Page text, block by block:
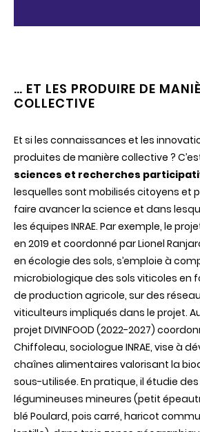
… ET LES PRODUIRE DE
COLLECTIVE
Et si les connaissances et les
produites de manière collective ?
sciences et recherches
lesquelles sont mobilisés citoyens et
faire avancer la science et dans
les équipes INRAE. Par exemple, le
en 2019 et coordonné par Lionel
en écologie des sols, s’emploie à
microbiologique des sols viticoles en
de production agricole, sur des
viticulteurs impliqués dans le projet.
projet DIVINFOOD (2022-2027)
Chiffoleau, sociologue INRAE, vise à
chaînes alimentaires valorisant la
sous-utilisée. En pratique, il étudie
légumineuses mineures (petit
blé Poulard, pois carré, haricot